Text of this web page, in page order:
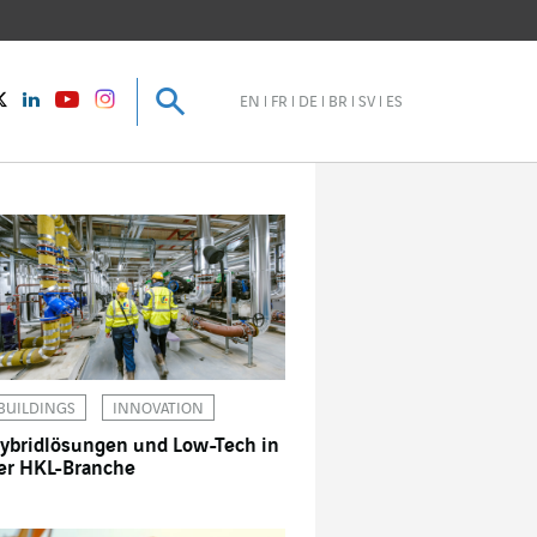
TwitterLinkedInYoutubeinstagram Suche
EN FR DE BR SV ES
Suche
INNOVATION
und Low-Tech in
HKL-Branche